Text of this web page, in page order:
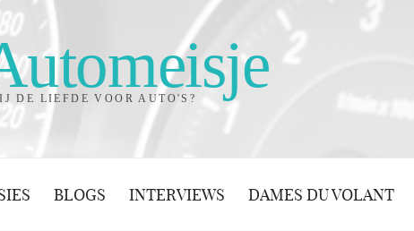
DE LIEFDE VOOR AUTO'S?
BLOGS INTERVIEWS DAMES DU VOLANT